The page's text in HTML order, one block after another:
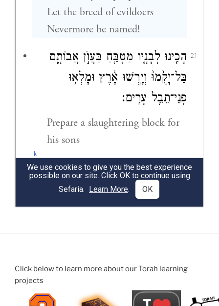
Click below to learn more about our Torah learning
projects